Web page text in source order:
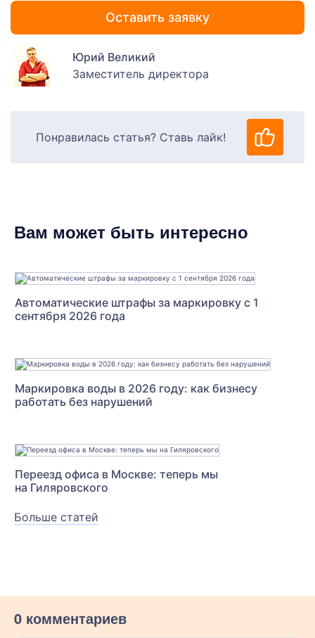
Оставить заявку
Юрий Великий
Заместитель директора
Понравилась статья? Ставь лайк!
Вам может быть интересно
Автоматические штрафы за маркировку с 1
сентября 2026 года
Маркировка воды в 2026 году: как бизнесу
работать без нарушений
Переезд офиса в Москве: теперь мы
на Гиляровского
Больше статей
0 комментариев